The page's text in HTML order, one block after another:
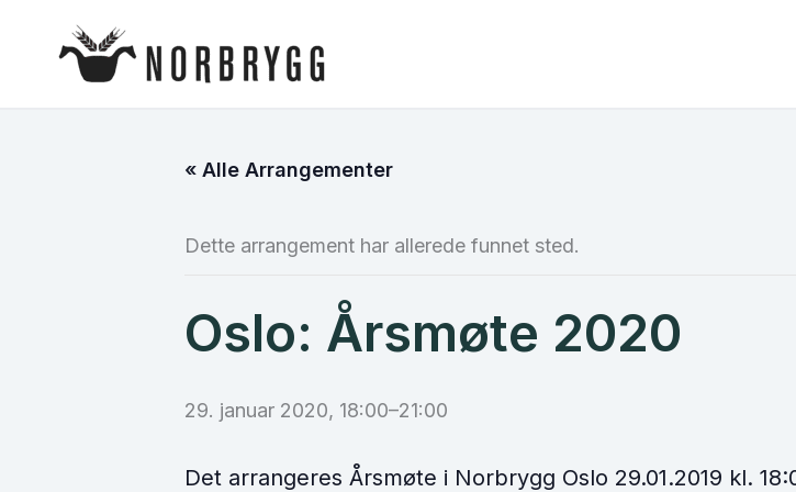
« Alle Arrangementer
Dette arrangement har allerede funnet sted.
Oslo: Årsmøte 2020
29. januar 2020, 18:00–21:00
Det arrangeres Årsmøte i Norbrygg Oslo 29.01.2019 kl.